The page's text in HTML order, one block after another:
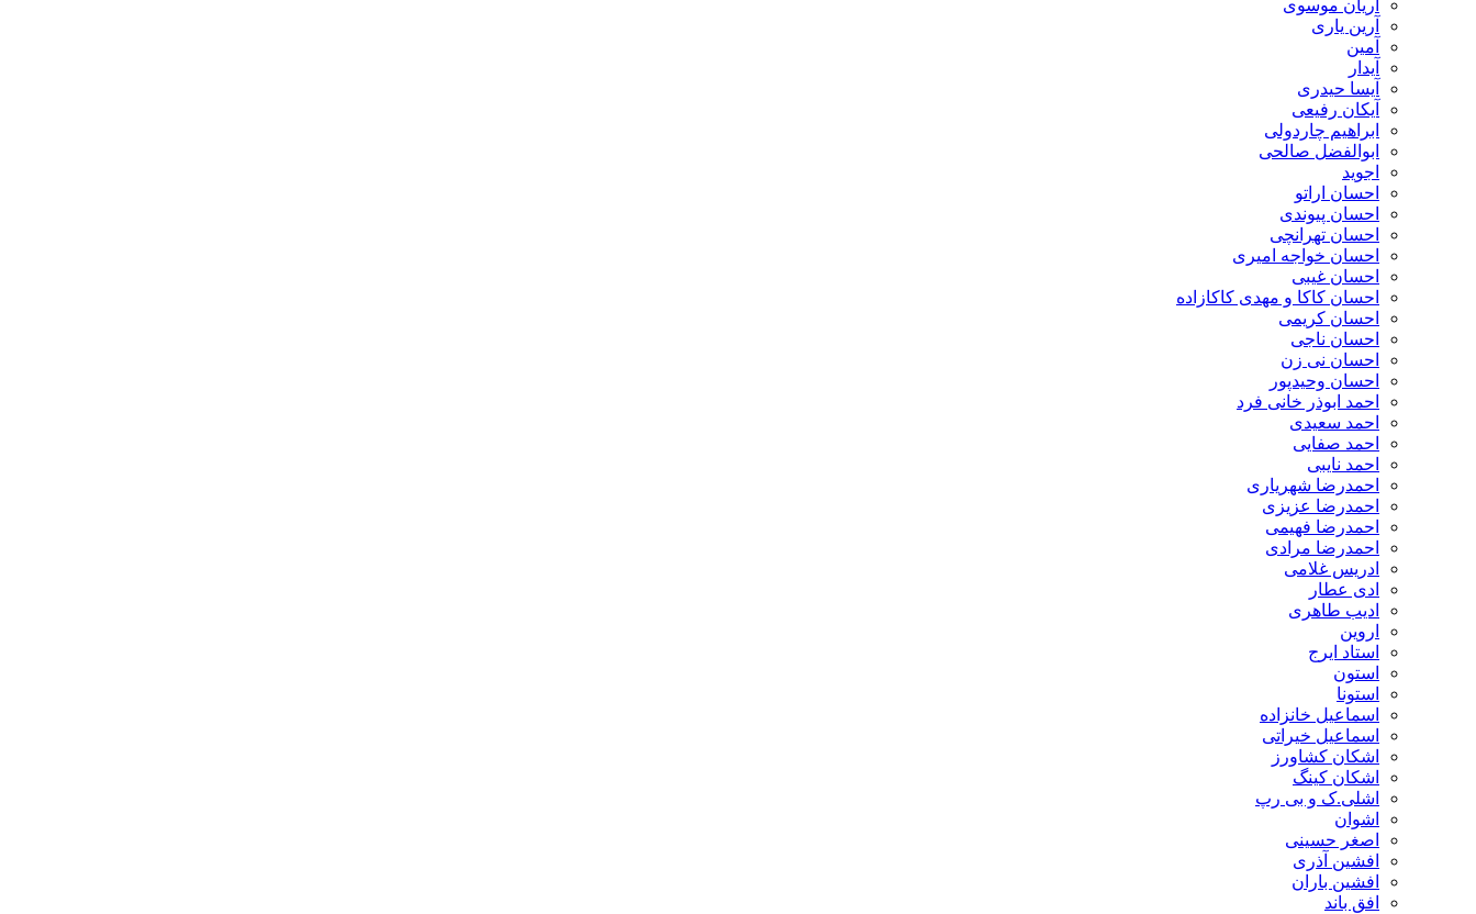
آریان موسوی
آرین یاری
آمین
آیدار
آیسا حیدری
آیکان رفیعی
ابراهیم چاردولی
ابوالفضل صالحی
اجوید
احسان اراتو
احسان پیوندی
احسان تهرانچی
احسان خواجه امیری
احسان غیبی
احسان کاکا و مهدی کاکازاده
احسان کریمی
احسان ناجی
احسان نی زن
احسان وحیدپور
احمد ابوذر خانی فرد
احمد سعیدی
احمد صفایی
احمد نایبی
احمدرضا شهریاری
احمدرضا عزیزی
احمدرضا فهیمی
احمدرضا مرادی
ادریس غلامی
ادی عطار
ادیب طاهری
اروین
استاد ایرج
استون
استونا
اسماعیل خانزاده
اسماعیل خیراتی
اشکان کشاورز
اشکان کینگ
اشلی.ک و بی رپ
اشوان
اصغر حسینی
افشین آذری
افشین باران
افق باند